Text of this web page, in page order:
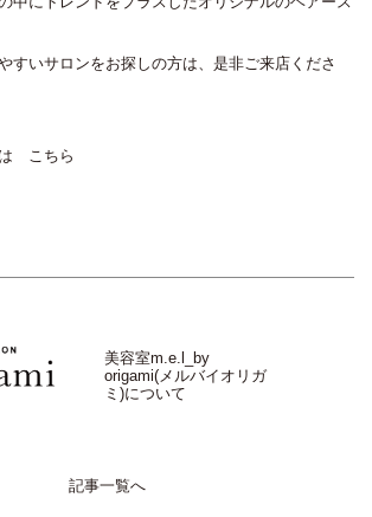
すいサロンをお探しの方は、是非ご来店くださ
は こちら
美容室m.e.l_by
origami(メルバイオリガ
ミ)について
記事一覧へ